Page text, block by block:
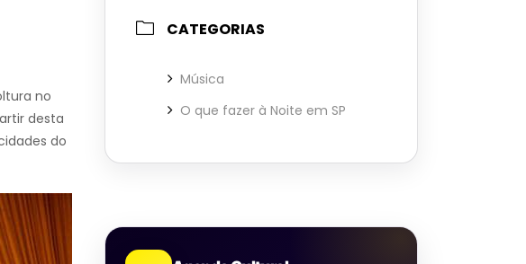
no
desta
do
CATEGORIAS
Música
O que fazer à Noite em SP